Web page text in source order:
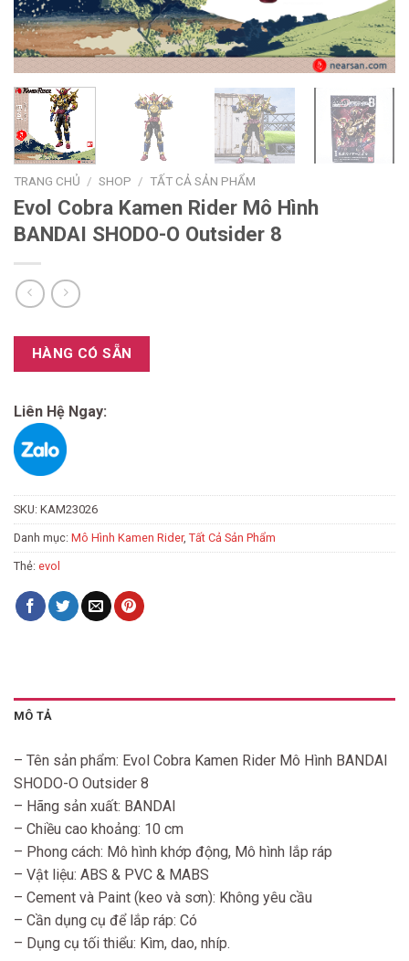
TRANG CHỦ / SHOP / TẤT CẢ SẢN PHẨM
Evol Cobra Kamen Rider Mô Hình
BANDAI SHODO-O Outsider 8
HÀNG CÓ SẴN
Liên Hệ Ngay:
SKU: KAM23026
Danh mục: Mô Hình Kamen Rider, Tất Cả Sản Phẩm
Thẻ: evol
MÔ TẢ
– Tên sản phẩm: Evol Cobra Kamen Rider Mô Hình BANDAI
SHODO-O Outsider 8
– Hãng sản xuất: BANDAI
– Chiều cao khoảng: 10 cm
– Phong cách: Mô hình khớp động, Mô hình lắp ráp
– Vật liệu: ABS & PVC & MABS
– Cement và Paint (keo và sơn): Không yêu cầu
– Cần dụng cụ để lắp ráp: Có
– Dụng cụ tối thiểu: Kìm, dao, nhíp.